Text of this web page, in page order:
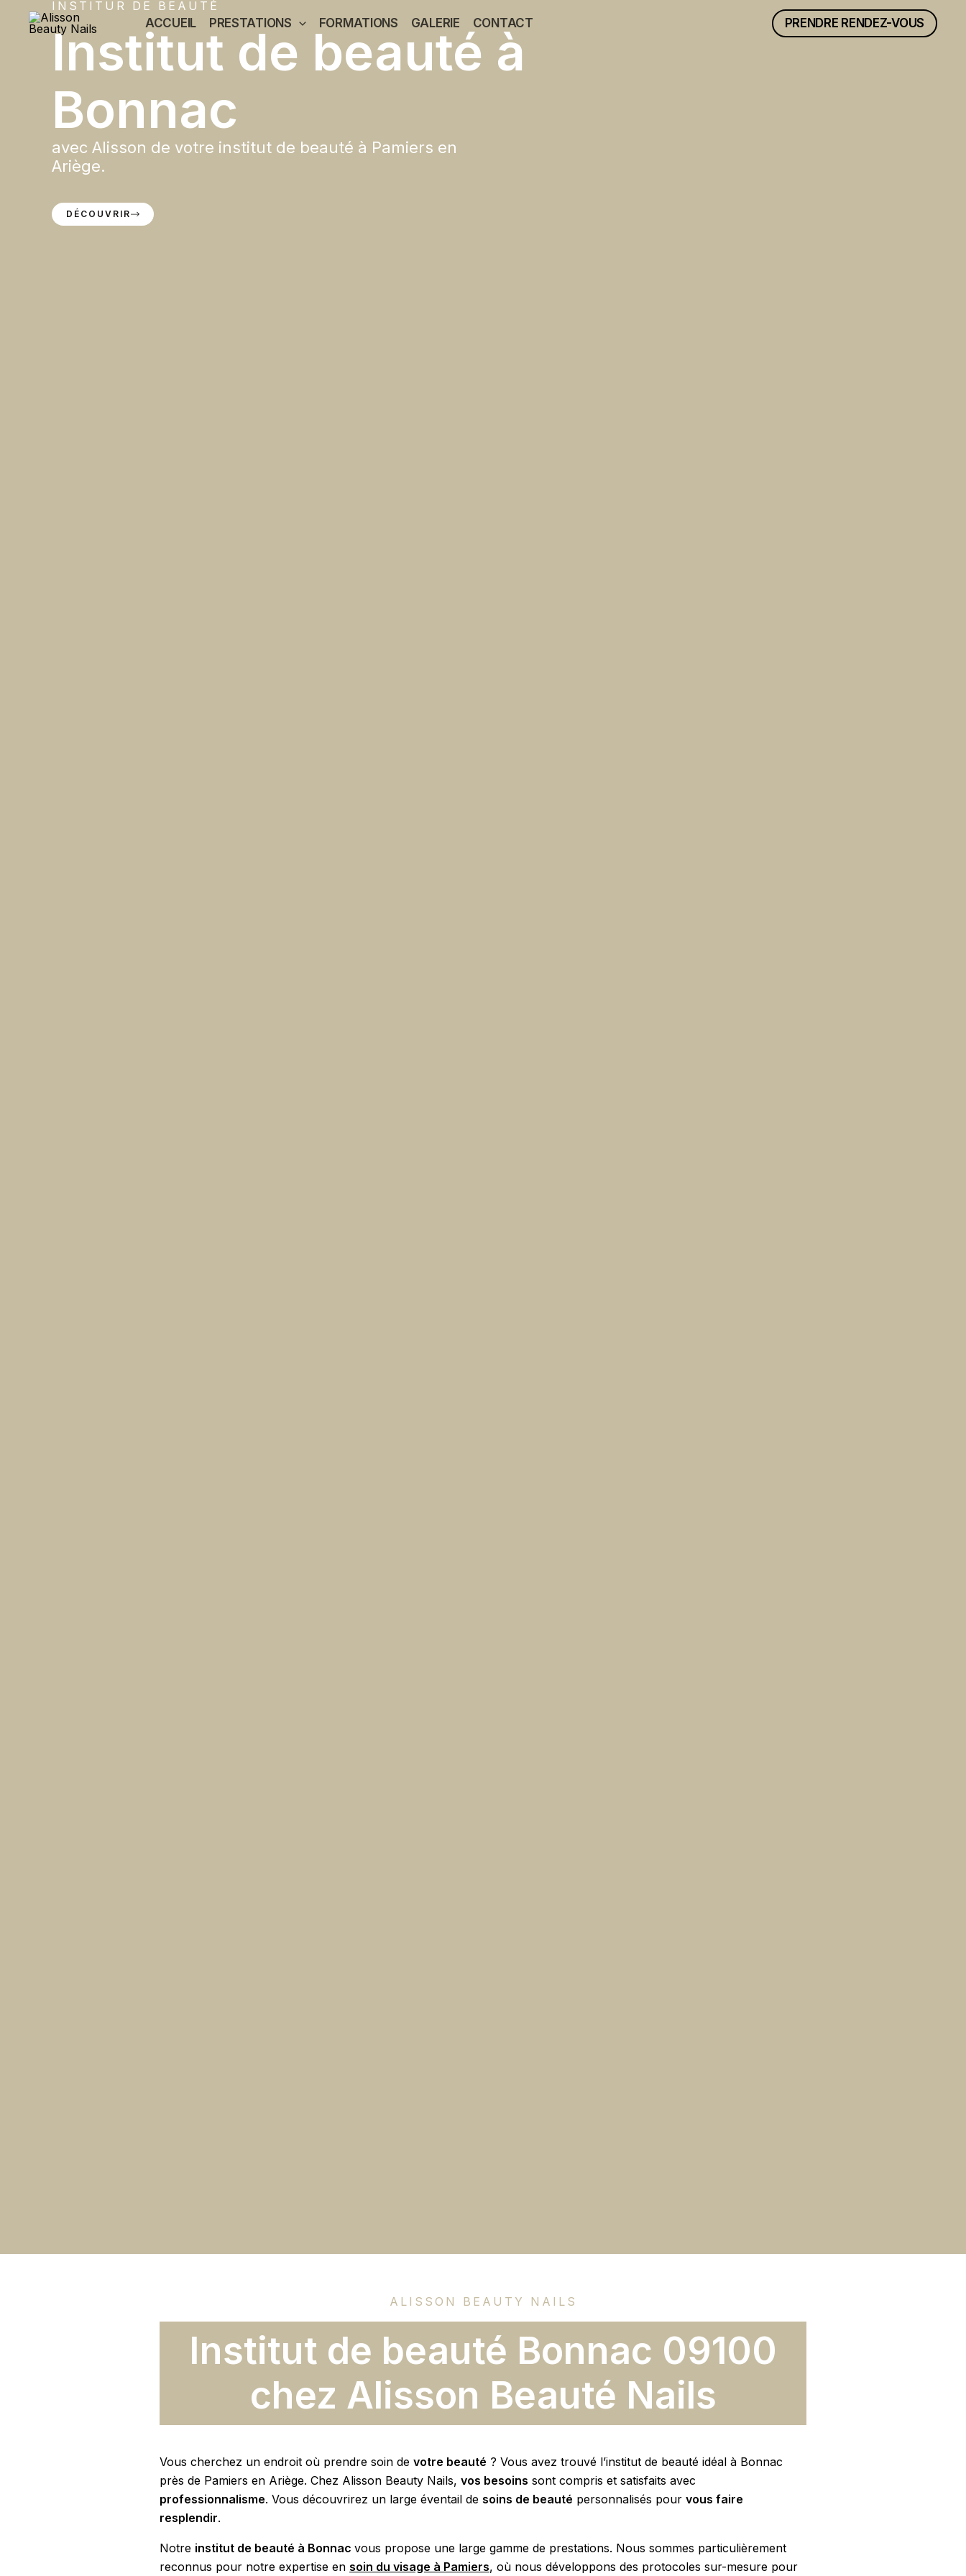
ACCUEIL PRESTATIONS FORMATIONS GALERIE CONTACT PRENDRE RENDEZ-VOUS
INSTITUR DE BEAUTÉ
Institut de beauté à
Bonnac
avec Alisson de votre institut de beauté à Pamiers en
Ariège.
DÉCOUVRIR
ALISSON BEAUTY NAILS
Institut de beauté Bonnac 09100
chez Alisson Beauté Nails
Vous cherchez un endroit où prendre soin de votre beauté ? Vous avez trouvé l’institut de beauté idéal à Bonnac
près de Pamiers en Ariège. Chez Alisson Beauty Nails, vos besoins sont compris et satisfaits avec
professionnalisme. Vous découvrirez un large éventail de soins de beauté personnalisés pour vous faire
resplendir.
Notre institut de beauté à Bonnac vous propose une large gamme de prestations. Nous sommes particulièrement
reconnus pour notre expertise en soin du visage à Pamiers, où nous développons des protocoles sur-mesure pour